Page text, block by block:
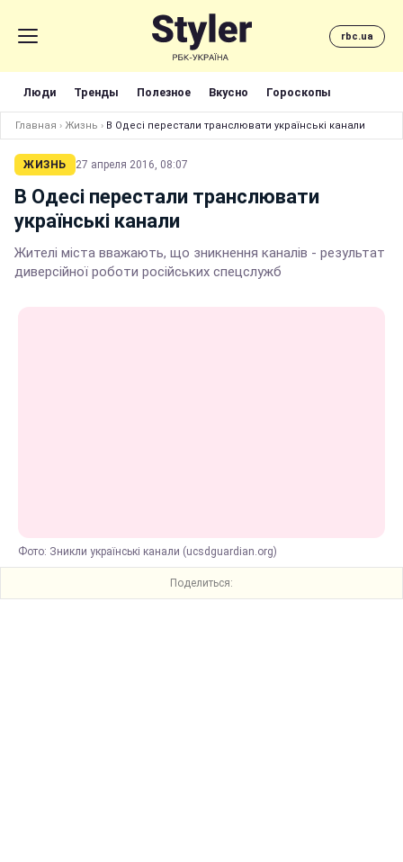
rbc.ua
Люди Тренды Полезное Вкусно Гороскопы
Главная › Жизнь › В Одесі перестали транслювати українські канали
ЖИЗНЬ 27 апреля 2016, 08:07
В Одесі перестали транслювати
українські канали
Жителі міста вважають, що зникнення каналів - результат
диверсійної роботи російських спецслужб
Фото: Зникли українські канали (ucsdguardian.org)
Поделиться: